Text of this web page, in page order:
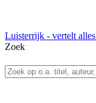
Luisterrijk - vertelt alles
Zoek